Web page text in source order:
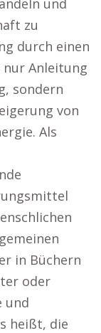
und
zu
durch einen
Anleitung
sondern
von
Als
in Büchern
oder
und
heißt, die